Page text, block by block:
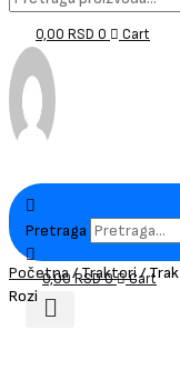
0,00 RSD 0 Cart
Pretraga
0,00RSD 0 Cart
Početna/Traktori/
Rozi